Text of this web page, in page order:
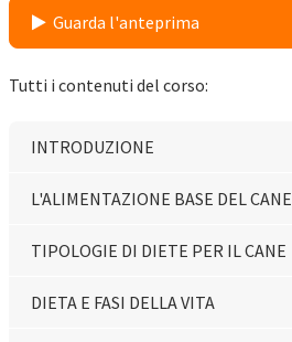
Guarda l'anteprima
Tutti i contenuti del corso:
INTRODUZIONE
L'ALIMENTAZIONE BASE DEL CANE
TIPOLOGIE DI DIETE PER IL CANE
DIETA E FASI DELLA VITA